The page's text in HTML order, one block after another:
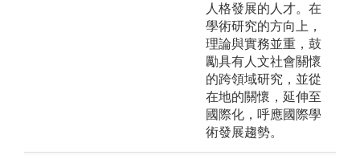
人格發展的人才。在
學術研究的方向上，
理論與實務並重，鼓
勵具有人文社會關懷
的跨領域研究，並從
在地的關懷，延伸至
國際化，呼應國際學
術發展趨勢。